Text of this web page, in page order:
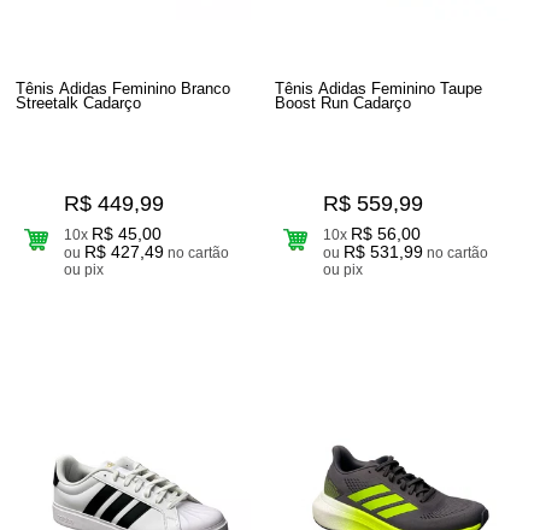
Tênis Adidas Feminino Branco
Streetalk Cadarço
R$ 449,99
10x R$ 45,00
ou R$ 427,49 no cartão
ou pix
Tênis Adidas Feminino Taupe
Boost Run Cadarço
R$ 559,99
10x R$ 56,00
ou R$ 531,99 no cartão
ou pix